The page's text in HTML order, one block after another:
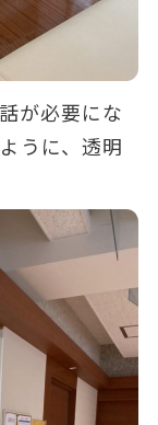
が必要にな
うに、透明